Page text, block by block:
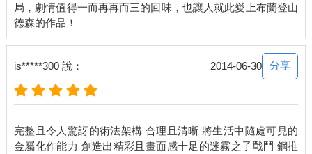
局，劇情值得一而再再而三的回味，也讓人就此愛上布蘭登山
is*****300 說： 2014-06-30 分享
完整且令人驚訝的術法架構 合理且清晰 將生活中隨處可見的
金屬化作能力 創造出精彩且畫面感十足的迷霧之子戰鬥 鋼推